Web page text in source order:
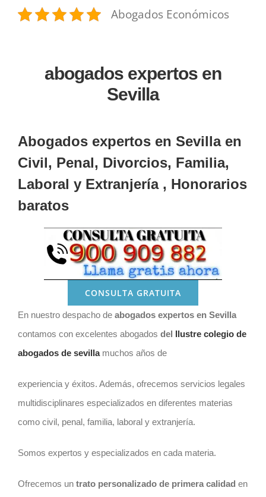
Abogados Económicos
abogados expertos en
Sevilla
Abogados expertos en Sevilla en
Civil, Penal, Divorcios, Familia,
Laboral y Extranjería , Honorarios
baratos
CONSULTA GRATUITA
En nuestro despacho de abogados expertos en Sevilla
contamos con excelentes abogados del Ilustre colegio de
abogados de sevillamuchos años de
experiencia y éxitos. Además, ofrecemos servicios legales
multidisciplinares especializados en diferentes materias
como civil, penal, familia, laboral y extranjería.
Somos expertos y especializados en cada materia.
Ofrecemos un trato personalizado de primera calidad en